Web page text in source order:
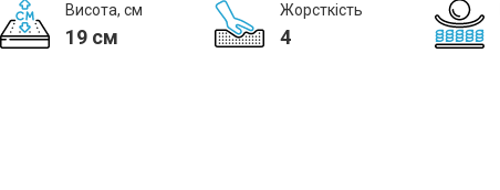
Висота, см
19 см
Жорсткість
4